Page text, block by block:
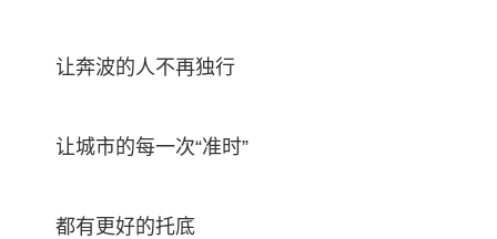
让奔波的人不再独行
让城市的每一次“准时”
都有更好的托底